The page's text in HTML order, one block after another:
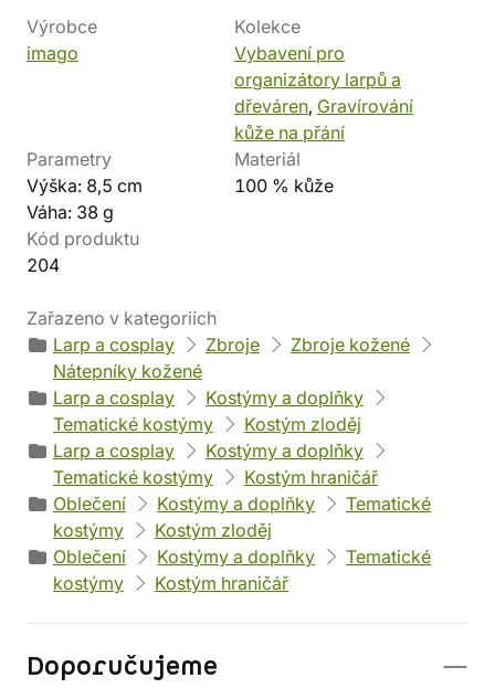
Výrobce
imago
Kolekce
Vybavení pro
organizátory larpů a
dřeváren, Gravírování
kůže na přání
Parametry
Výška: 8,5 cm
Váha: 38 g
Materiál
100 % kůže
Kód produktu
204
Zařazeno v kategoriích
Larp a cosplay
Zbroje
Zbroje kožené
Nátepníky kožené
Larp a cosplay
Kostýmy a doplňky
Tematické kostýmy
Kostým zloděj
Larp a cosplay
Kostýmy a doplňky
Tematické kostýmy
Kostým hraničář
Oblečení
Kostýmy a doplňky
Tematické
kostýmy
Kostým zloděj
Oblečení
Kostýmy a doplňky
Tematické
kostýmy
Kostým hraničář
Doporučujeme